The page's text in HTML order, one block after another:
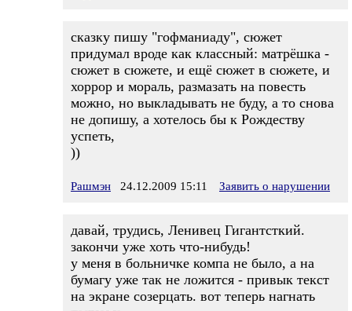
сказку пишу "гофманиаду", сюжет
придумал вроде как классный: матрёшка -
сюжет в сюжете, и ещё сюжет в сюжете, и
хоррор и мораль, размазать на повесть
можно, но выкладывать не буду, а то снова
не допишу, а хотелось бы к Рождеству
успеть,
))
Рашмэн 24.12.2009 15:11 Заявить о нарушении
давай, трудись, Ленивец Гигантсткий.
закончи уже хоть что-нибудь!
у меня в больничке компа не было, а на
бумагу уже так не ложится - привык текст
на экране созерцать. вот теперь нагнать